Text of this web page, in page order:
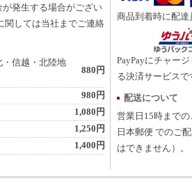
発生する場合がござい
関しては当社までご連絡
・信越・北陸地
880円
980円
1,080円
1,250円
1,400円
商品到着時に配
PayPayにチャー
る決済サービスで
配送について
営業日15時まで
日本郵便 でのご
はできません）。